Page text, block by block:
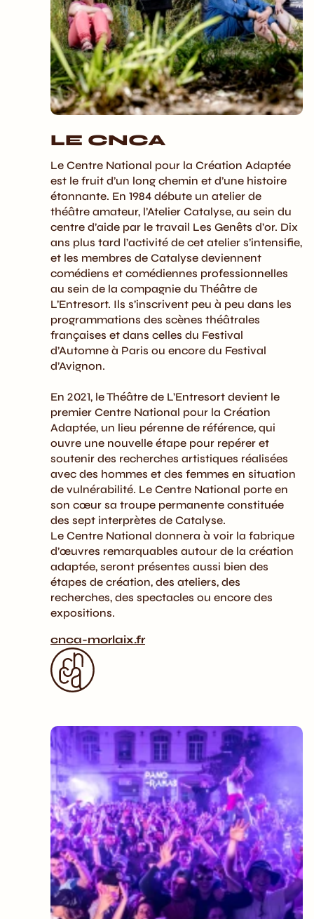
LE CNCA
Le Centre National pour la Création Adaptée
est le fruit d’un long chemin et d’une histoire
étonnante. En 1984 débute un atelier de
théâtre amateur, l’Atelier Catalyse, au sein du
centre d’aide par le travail Les Genêts d’or. Dix
ans plus tard l’activité de cet atelier s’intensifie,
et les membres de Catalyse deviennent
comédiens et comédiennes professionnelles
au sein de la compagnie du Théâtre de
L’Entresort. Ils s’inscrivent peu à peu dans les
programmations des scènes théâtrales
françaises et dans celles du Festival
d’Automne à Paris ou encore du Festival
d’Avignon.
En 2021, le Théâtre de L’Entresort devient le
premier Centre National pour la Création
Adaptée, un lieu pérenne de référence, qui
ouvre une nouvelle étape pour repérer et
soutenir des recherches artistiques réalisées
avec des hommes et des femmes en situation
de vulnérabilité. Le Centre National porte en
son cœur sa troupe permanente constituée
des sept interprètes de Catalyse.
Le Centre National donnera à voir la fabrique
d’œuvres remarquables autour de la création
adaptée, seront présentes aussi bien des
étapes de création, des ateliers, des
recherches, des spectacles ou encore des
expositions.
cnca-morlaix.fr